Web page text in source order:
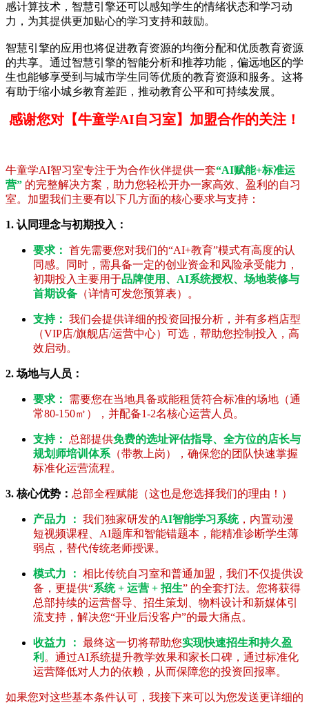
感计算技术，智慧引擎还可以感知学生的情绪状态和学习动
力，为其提供更加贴心的学习支持和鼓励。
智慧引擎的应用也将促进教育资源的均衡分配和优质教育资源
的共享。通过智慧引擎的智能分析和推荐功能，偏远地区的学
生也能够享受到与城市学生同等优质的教育资源和服务。这将
有助于缩小城乡教育差距，推动教育公平和可持续发展。
感谢您对【牛童学AI自习室】加盟合作的关注！
牛童学AI智习室专注于为合作伙伴提供一套“AI赋能+标准运
营” 的完整解决方案，助力您轻松开办一家高效、盈利的自习
室。加盟我们主要有以下几方面的核心要求与支持：
1. 认同理念与初期投入：
要求： 首先需要您对我们的“AI+教育”模式有高度的认
同感。同时，需具备一定的创业资金和风险承受能力，
初期投入主要用于品牌使用、AI系统授权、场地装修与
首期设备 （详情可发您预算表）。
支持： 我们会提供详细的投资回报分析，并有多档店型
（VIP店/旗舰店/运营中心）可选，帮助您控制投入，高
效启动。
2. 场地与人员：
要求：
需要您在当地具备或能租赁符合标准的场地（通
常80-150㎡），并配备1-2名核心运营人员。
支持： 总部提供免费的选址评估指导、全方位的店长与
规划师培训体系 （带教上岗），确保您的团队快速掌握
标准化运营流程。
3. 核心优势： 总部全程赋能（这也是您选择我们的理由！）
产品力 ： 我们独家研发的AI智能学习系统，内置动漫
短视频课程、AI题库和智能错题本，能精准诊断学生薄
弱点，替代传统老师授课。
模式力 ： 相比传统自习室和普通加盟，我们不仅提供设
备，更提供“系统 + 运营 + 招生” 的全套打法。您将获得
总部持续的运营督导、招生策划、物料设计和新媒体引
流支持，解决您“开业后没客户”的最大痛点。
收益力 ： 最终这一切将帮助您实现快速招生和持久盈
利 。通过AI系统提升教学效果和家长口碑，通过标准化
运营降低对人力的依赖，从而保障您的投资回报率。
如果您对这些基本条件认可，我接下来可以为您发送更详细的